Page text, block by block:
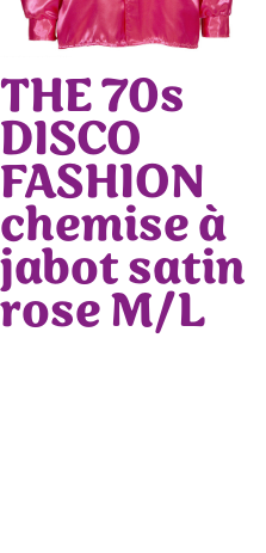
THE 70s
DISCO
FASHION
chemise à
jabot satin
rose M/L